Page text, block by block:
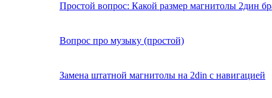
Простой вопрос: Какой размер магнитолы 2дин
Вопрос про музыку (простой)
Замена штатной магнитолы на 2din с навигацией